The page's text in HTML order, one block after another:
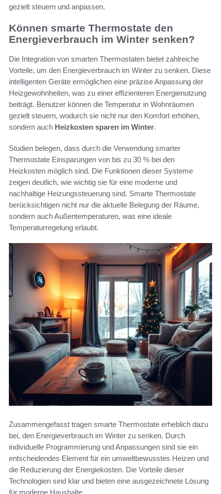
gezielt steuern und anpassen.
Können smarte Thermostate den
Energieverbrauch im Winter senken?
Die Integration von smarten Thermostaten bietet zahlreiche
Vorteile, um den Energieverbrauch im Winter zu senken. Diese
intelligenten Geräte ermöglichen eine präzise Anpassung der
Heizgewohnheiten, was zu einer effizienteren Energienutzung
beiträgt. Benutzer können die Temperatur in Wohnräumen
gezielt steuern, wodurch sie nicht nur den Komfort erhöhen,
sondern auch Heizkosten sparen im Winter.
Studien belegen, dass durch die Verwendung smarter
Thermostate Einsparungen von bis zu 30 % bei den
Heizkosten möglich sind. Die Funktionen dieser Systeme
zeigen deutlich, wie wichtig sie für eine moderne und
nachhaltige Heizungssteuerung sind. Smarte Thermostate
berücksichtigen nicht nur die aktuelle Belegung der Räume,
sondern auch Außentemperaturen, was eine ideale
Temperaturregelung erlaubt.
Zusammengefasst tragen smarte Thermostate erheblich dazu
bei, den Energieverbrauch im Winter zu senken. Durch
individuelle Programmierung und Anpassungen sind sie ein
entscheidendes Element für ein umweltbewusstes Heizen und
die Reduzierung der Energiekosten. Die Vorteile dieser
Technologien sind klar und bieten eine ausgezeichnete Lösung
für moderne Haushalte.